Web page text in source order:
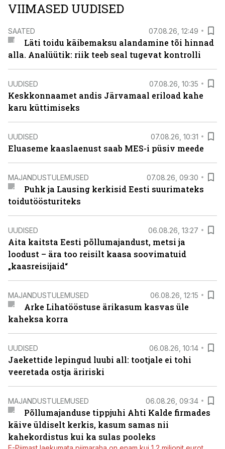
VIIMASED UUDISED
SAATED 07.08.26, 12:49
Läti toidu käibemaksu alandamine tõi hinnad
alla. Analüütik: riik teeb seal tugevat kontrolli
UUDISED 07.08.26, 10:35
Keskkonnaamet andis Järvamaal eriload kahe
karu küttimiseks
UUDISED 07.08.26, 10:31
Eluaseme kaaslaenust saab MES-i püsiv meede
MAJANDUSTULEMUSED 07.08.26, 09:30
Puhk ja Lausing kerkisid Eesti suurimateks
toidutöösturiteks
UUDISED 06.08.26, 13:27
Aita kaitsta Eesti põllumajandust, metsi ja
loodust – ära too reisilt kaasa soovimatuid
„kaasreisijaid“
MAJANDUSTULEMUSED 06.08.26, 12:15
Arke Lihatööstuse ärikasum kasvas üle
kaheksa korra
UUDISED 06.08.26, 10:14
Jaekettide lepingud luubi all: tootjale ei tohi
veeretada ostja äririski
MAJANDUSTULEMUSED 06.08.26, 09:34
Põllumajanduse tippjuhi Ahti Kalde firmades
käive üldiselt kerkis, kasum samas nii
kahekordistus kui ka sulas pooleks